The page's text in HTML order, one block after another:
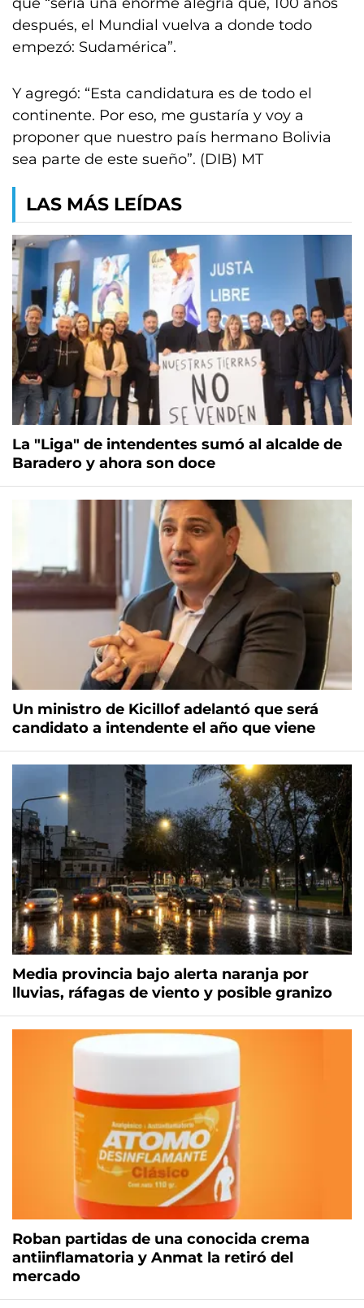
después, el Mundial vuelva a donde todo
empezó: Sudamérica”.
Y agregó: “Esta candidatura es de todo el
continente. Por eso, me gustaría y voy a
proponer que nuestro país hermano Bolivia
sea parte de este sueño”. (DIB) MT
LAS MÁS LEÍDAS
La "Liga" de intendentes sumó al alcalde de
Baradero y ahora son doce
Un ministro de Kicillof adelantó que será
candidato a intendente el año que viene
Media provincia bajo alerta naranja por
lluvias, ráfagas de viento y posible granizo
Roban partidas de una conocida crema
antiinflamatoria y Anmat la retiró del
mercado